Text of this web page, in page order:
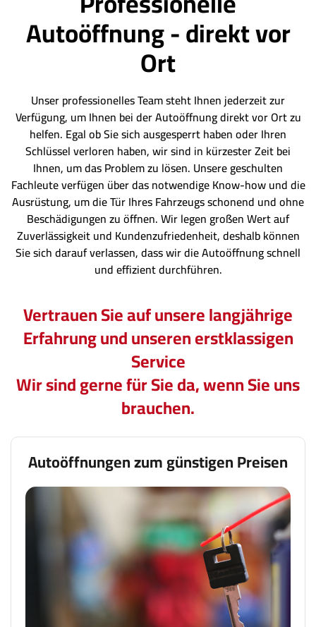
Autoöffnung - direkt vor
Ort
Unser professionelles Team steht Ihnen jederzeit zur
Verfügung, um Ihnen bei der Autoöffnung direkt vor Ort zu
helfen. Egal ob Sie sich ausgesperrt haben oder Ihren
Schlüssel verloren haben, wir sind in kürzester Zeit bei
Ihnen, um das Problem zu lösen. Unsere geschulten
Fachleute verfügen über das notwendige Know-how und die
Ausrüstung, um die Tür Ihres Fahrzeugs schonend und ohne
Beschädigungen zu öffnen. Wir legen großen Wert auf
Zuverlässigkeit und Kundenzufriedenheit, deshalb können
Sie sich darauf verlassen, dass wir die Autoöffnung schnell
und effizient durchführen.
Vertrauen Sie auf unsere langjährige
Erfahrung und unseren erstklassigen
Service
Wir sind gerne für Sie da, wenn Sie uns
brauchen.
Autoöffnungen zum günstigen Preisen